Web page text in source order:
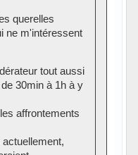
querelles
ne m'intéressent
tout aussi
30min à 1h à y
affrontements